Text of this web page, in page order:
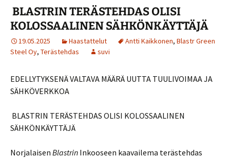
BLASTRIN TERÄSTEHDAS OLISI
KOLOSSAALINEN SÄHKÖNKÄYTTÄJÄ
19.05.2025 Haastattelut Antti Kaikkonen, Blastr Green
Steel Oy, Terästehdas suvi
EDELLYTYKSENÄ VALTAVA MÄÄRÄ UUTTA TUULIVOIMAA JA
SÄHKÖVERKKOA
BLASTRIN TERÄSTEHDAS OLISI KOLOSSAALINEN
SÄHKÖNKÄYTTÄJÄ
Norjalaisen Blastrin Inkooseen kaavailema terästehdas